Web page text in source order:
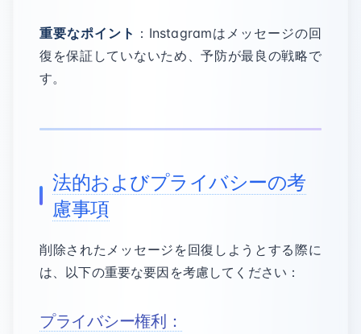
重要なポイント ：Instagramはメッセージの回
復を保証していないため、予防が最良の戦略で
す。
法的およびプライバシーの考
慮事項
削除されたメッセージを回復しようとする際に
は、以下の重要な要因を考慮してください：
プライバシー権利：